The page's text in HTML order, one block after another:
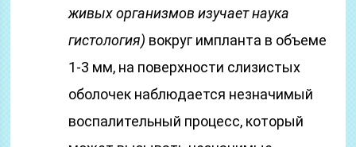
живых организмов изучает наука
гистология) вокруг импланта в объеме
1-3 мм, на поверхности слизистых
оболочек наблюдается незначимый
воспалительный процесс, который